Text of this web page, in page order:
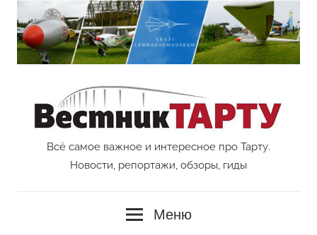
Перейти
содержимому
Vestnik
Всё самое важное и интересное про Тарту.
Новости, репортажи, обзоры, гиды
Меню